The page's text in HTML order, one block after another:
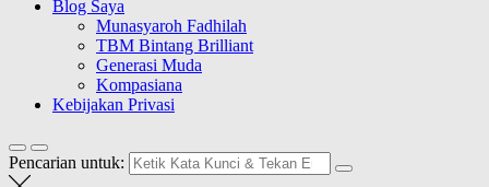
Blog Saya
Munasyaroh Fadhilah
TBM Bintang Brilliant
Generasi Muda
Kompasiana
Kebijakan Privasi
Pencarian untuk: